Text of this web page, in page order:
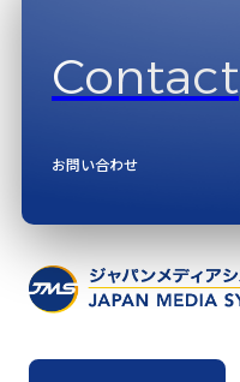
Contact
お問い合わせ